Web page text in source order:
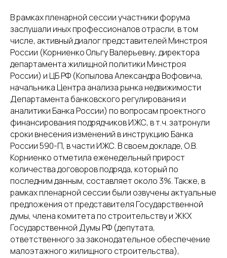
В рамках пленарной сессии участники форума
заслушали иных профессионалов отрасли, в том
числе, активный диалог представителей Минстроя
России (Корниенко Ольгу Валерьевну, директора
департамента жилищной политики Минстроя
России) и ЦБ РФ (Копылова Александра Вофовича,
начальника Центра анализа рынка недвижимости
Департамента банковского регулирования и
аналитики Банка России) по вопросам проектного
финансирования подрядчиков ИЖС, в т.ч. затронули
сроки внесения изменений в инструкцию Банка
России 590-П, в части ИЖС. В своем докладе, О.В.
Корниенко отметила еженедельный прирост
количества договоров подряда, который по
последним данным, составляет около 3%. Также, в
рамках пленарной сессии были озвучены актуальные
предложения от представителя Государственной
думы, члена комитета по строительству и ЖКХ
Государственной Думы РФ (депутата,
ответственного за законодательное обеспечение
малоэтажного жилищного строительства),